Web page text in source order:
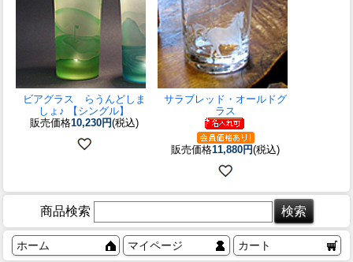
ビアグラス らうんどしま
しょ♪ 【シングル】
販売価格10,230円(税込)
サラブレッド・オールドグ
ラス
販売価格11,880円(税込)
商品検索
ホーム マイページ カート